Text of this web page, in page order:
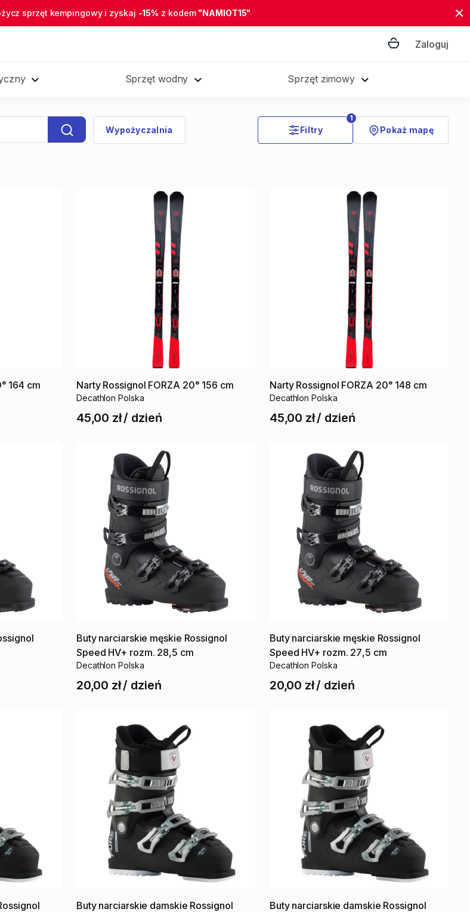
sprzęt kempingowy i zyskaj -15% z kodem "NAMIOT15"
Zaloguj
Sprzęt wodny Sprzęt zimowy
Wypożyczalnia
1
Filtry Pokaż mapę
164 cm Narty Rossignol FORZA 20° 156 cm
Decathlon Polska
45,00 zł/ dzień
Narty Rossignol FORZA 20° 148 cm
Decathlon Polska
45,00 zł/ dzień
Buty narciarskie męskie Rossignol
Speed HV+ rozm. 28​,​​5 cm
Decathlon Polska
20,00 zł/ dzień
Buty narciarskie męskie Rossignol
Speed HV+ rozm. 27​,​5 cm
Decathlon Polska
20,00 zł/ dzień
Buty narciarskie damskie Rossignol
Buty narciarskie damskie Rossignol